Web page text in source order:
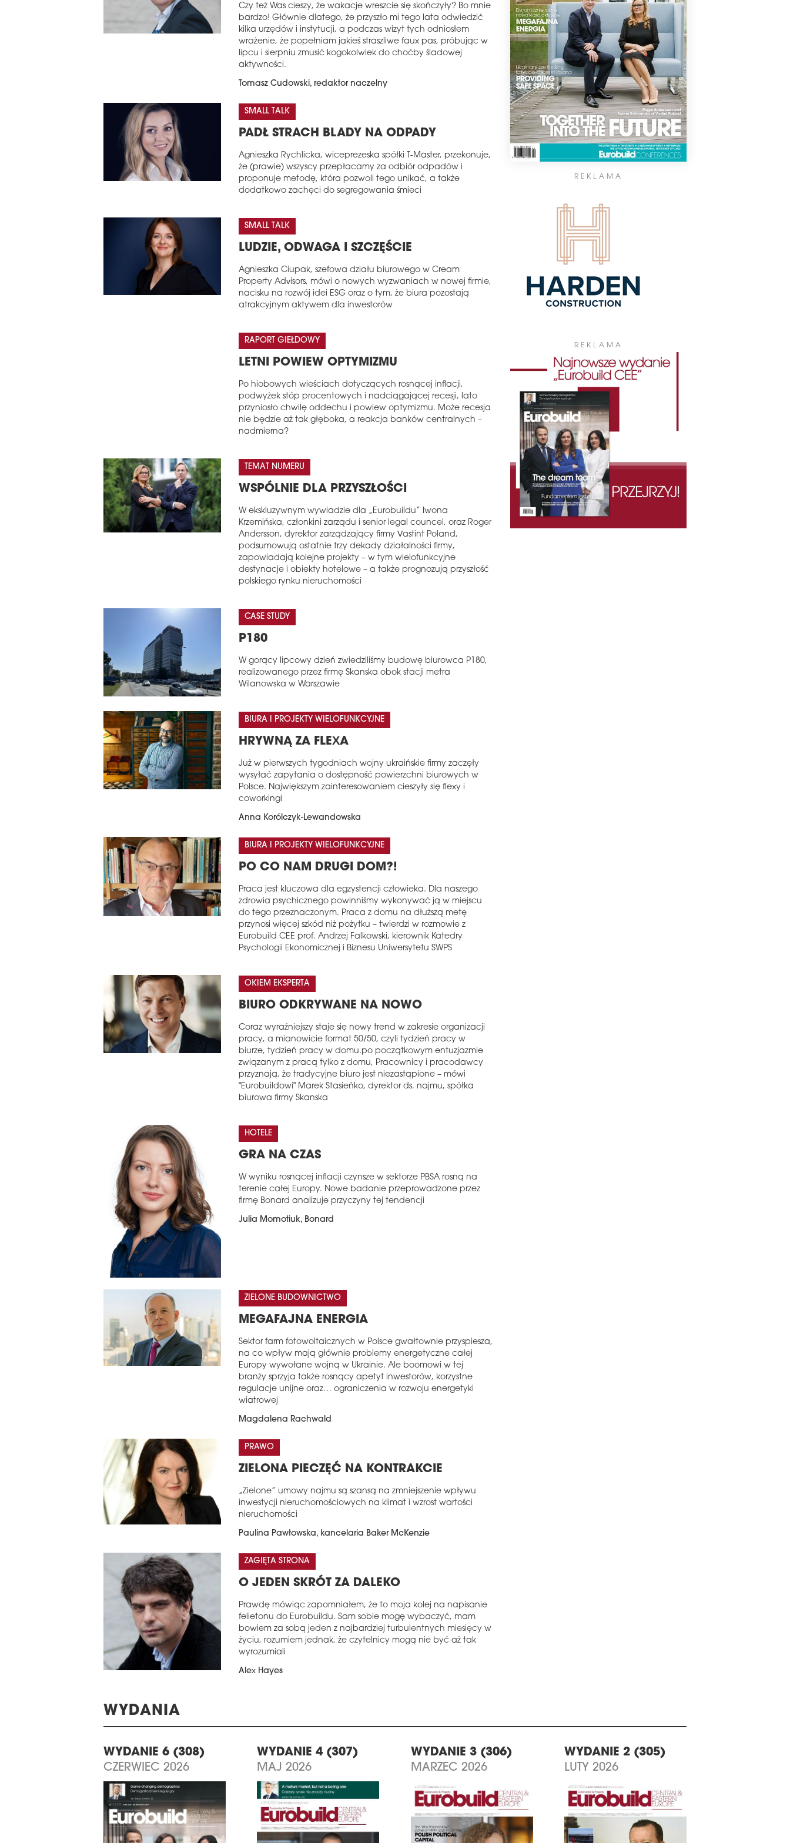
Czy też Was cieszy, że wakacje wreszcie się skończyły? Bo mnie
bardzo! Głównie dlatego, że przyszło mi tego lata odwiedzić
kilka urzędów i instytucji, a podczas wizyt tych odniosłem
wrażenie, że popełniam jakieś straszliwe faux pas, próbując w
lipcu i sierpniu zmusić kogokolwiek do choćby śladowej
aktywności.
Tomasz Cudowski, redaktor naczelny
SMALL TALK
PADŁ STRACH BLADY NA ODPADY
Agnieszka Rychlicka, wiceprezeska spółki T-Master, przekonuje,
że (prawie) wszyscy przepłacamy za odbiór odpadów i
proponuje metodę, która pozwoli tego unikać, a także
dodatkowo zachęci do segregowania śmieci
SMALL TALK
LUDZIE, ODWAGA I SZCZĘŚCIE
Agnieszka Ciupak, szefowa działu biurowego w Cream
Property Advisors, mówi o nowych wyzwaniach w nowej firmie,
nacisku na rozwój idei ESG oraz o tym, że biura pozostają
atrakcyjnym aktywem dla inwestorów
RAPORT GIEŁDOWY
LETNI POWIEW OPTYMIZMU
Po hiobowych wieściach dotyczących rosnącej inflacji,
podwyżek stóp procentowych i nadciągającej recesji, lato
przyniosło chwilę oddechu i powiew optymizmu. Może recesja
nie będzie aż tak głęboka, a reakcja banków centralnych –
nadmierna?
TEMAT NUMERU
WSPÓLNIE DLA PRZYSZŁOŚCI
W ekskluzywnym wywiadzie dla „Eurobuildu” Iwona
Krzemińska, członkini zarządu i senior legal councel, oraz Roger
Andersson, dyrektor zarządzający firmy Vastint Poland,
podsumowują ostatnie trzy dekady działalności firmy,
zapowiadają kolejne projekty – w tym wielofunkcyjne
destynacje i obiekty hotelowe – a także prognozują przyszłość
polskiego rynku nieruchomości
CASE STUDY
P180
W gorący lipcowy dzień zwiedziliśmy budowę biurowca P180,
realizowanego przez firmę Skanska obok stacji metra
Wilanowska w Warszawie
BIURA I PROJEKTY WIELOFUNKCYJNE
HRYWNĄ ZA FLEXA
Już w pierwszych tygodniach wojny ukraińskie firmy zaczęły
wysyłać zapytania o dostępność powierzchni biurowych w
Polsce. Największym zainteresowaniem cieszyły się flexy i
coworkingi
Anna Korólczyk-Lewandowska
BIURA I PROJEKTY WIELOFUNKCYJNE
PO CO NAM DRUGI DOM?!
Praca jest kluczowa dla egzystencji człowieka. Dla naszego
zdrowia psychicznego powinniśmy wykonywać ją w miejscu
do tego przeznaczonym. Praca z domu na dłuższą metę
przynosi więcej szkód niż pożytku – twierdzi w rozmowie z
Eurobuild CEE prof. Andrzej Falkowski, kierownik Katedry
Psychologii Ekonomicznej i Biznesu Uniwersytetu SWPS
OKIEM EKSPERTA
BIURO ODKRYWANE NA NOWO
Coraz wyraźniejszy staje się nowy trend w zakresie organizacji
pracy, a mianowicie format 50/50, czyli tydzień pracy w
biurze, tydzień pracy w domu.po początkowym entuzjazmie
związanym z pracą tylko z domu, Pracownicy i pracodawcy
przyznają, że tradycyjne biuro jest niezastąpione – mówi
"Eurobuildowi" Marek Stasieńko, dyrektor ds. najmu, spółka
biurowa firmy Skanska
HOTELE
GRA NA CZAS
W wyniku rosnącej inflacji czynsze w sektorze PBSA rosną na
terenie całej Europy. Nowe badanie przeprowadzone przez
firmę Bonard analizuje przyczyny tej tendencji
Julia Momotiuk, Bonard
ZIELONE BUDOWNICTWO
MEGAFAJNA ENERGIA
Sektor farm fotowoltaicznych w Polsce gwałtownie przyspiesza,
na co wpływ mają głównie problemy energetyczne całej
Europy wywołane wojną w Ukrainie. Ale boomowi w tej
branży sprzyja także rosnący apetyt inwestorów, korzystne
regulacje unijne oraz… ograniczenia w rozwoju energetyki
wiatrowej
Magdalena Rachwald
PRAWO
ZIELONA PIECZĘĆ NA KONTRAKCIE
„Zielone” umowy najmu są szansą na zmniejszenie wpływu
inwestycji nieruchomościowych na klimat i wzrost wartości
nieruchomości
Paulina Pawłowska, kancelaria Baker McKenzie
ZAGIĘTA STRONA
O JEDEN SKRÓT ZA DALEKO
Prawdę mówiąc zapomniałem, że to moja kolej na napisanie
felietonu do Eurobuildu. Sam sobie mogę wybaczyć, mam
bowiem za sobą jeden z najbardziej turbulentnych miesięcy w
życiu, rozumiem jednak, że czytelnicy mogą nie być aż tak
wyrozumiali
Alex Hayes
REKLAMA
REKLAMA
WYDANIA
WYDANIE 6 (308)
CZERWIEC 2026
WYDANIE 4 (307)
MAJ 2026
WYDANIE 3 (306)
MARZEC 2026
WYDANIE 2 (305)
LUTY 2026